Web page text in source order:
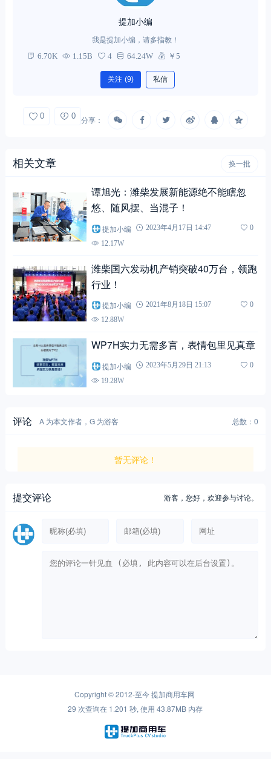
提加小编
我是提加小编，请多指教！
6.70K 1.15B 4 64.24W ￥5
关注 (9) 私信
0 0 分享：
相关文章 换一批
谭旭光：潍柴发展新能源绝不能瞎忽
悠、随风摆、当混子！
提加小编 2023年4月17日 14:47
0
12.17W
潍柴国六发动机产销突破40万台，领跑
行业！
提加小编 2021年8月18日 15:07
0
12.88W
WP7H实力无需多言，表情包里见真章
提加小编 2023年5月29日 21:13
0
19.28W
评论 A 为本文作者，G 为游客 总数：0
暂无评论！
提交评论 游客，您好，欢迎参与讨论。
Copyright © 2012-至今提加商用车网
29 次查询在 1.201 秒, 使用 43.87MB 内存